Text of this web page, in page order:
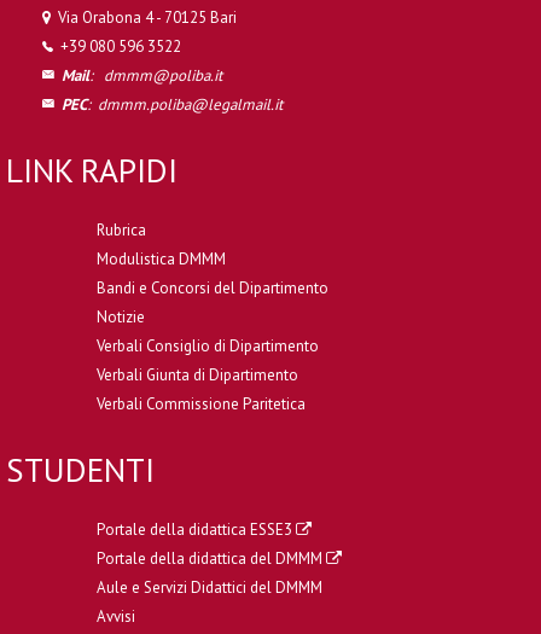
Via Orabona 4 - 70125 Bari
+39 080 596 3522
Mail: dmmm@poliba.it
PEC: dmmm.poliba@legalmail.it
LINK RAPIDI
Rubrica
Modulistica DMMM
Bandi e Concorsi del Dipartimento
Notizie
Verbali Consiglio di Dipartimento
Verbali Giunta di Dipartimento
Verbali Commissione Paritetica
STUDENTI
Portale della didattica ESSE3
Portale della didattica del DMMM
Aule e Servizi Didattici del DMMM
Avvisi